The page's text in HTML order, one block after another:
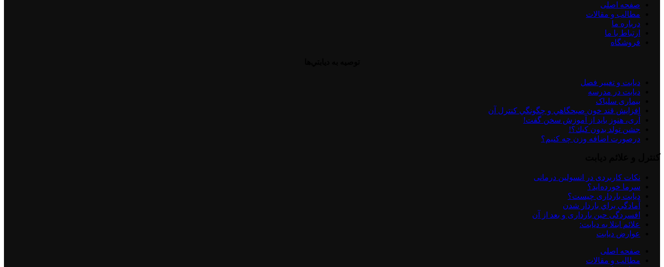
صفحه اصلی
مطالب و مقالات
درباره ما
ارتباط با ما
فروشگاه
دیابت و تغییر فصل
دیابت در مدرسه
بیماری سلیاک
افزايش قند خون صبحگاهي و چگونگي كنترل آن
آری، هنوز باید از آموزش سخن گفت!
جشن تولد بدون كيك؟!
درصورت اضافه وزن چه کنیم؟
نكات كاربردی در انسولين درمانی
سرما خورده اید؟
دیابت بارداری چیست؟
آمادگي براي باردار شدن
افسردگی حین بارداری و بعد از آن
علائم ابتلا به دیابت:
عوارض ديابت
صفحه اصلی
مطالب و مقالات